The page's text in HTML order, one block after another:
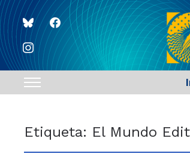
blueskyfacebook
instagram
Toggle
navigation
Etiqueta: El Mundo